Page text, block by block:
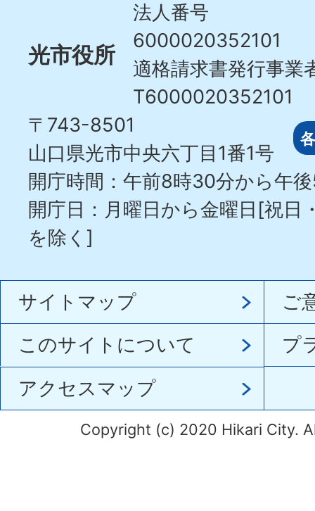
光市役所
法人番号
6000020352101
適格請求書発行事業
T6000020352101
〒743-8501
山口県光市中央六丁目1番1号
開庁時間：午前8時30分から午
開庁日：月曜日から金曜日[祝日
を除く]
サイトマップ
ご
このサイトについて
プ
アクセスマップ
Copyright (c) 2020 Hikari City.